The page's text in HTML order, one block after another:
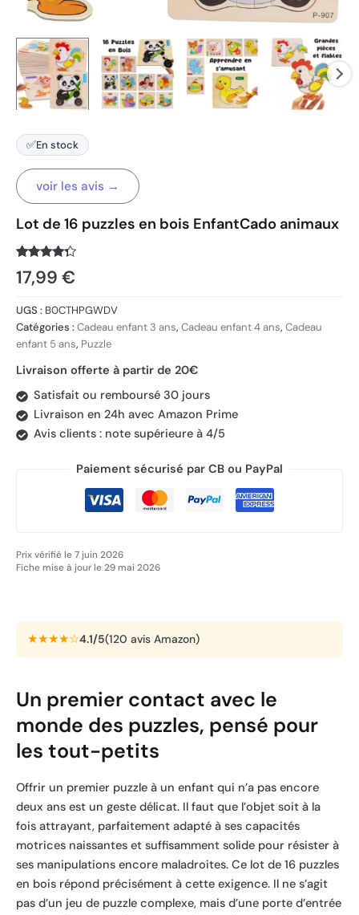
✅En stock
voir les avis →
Lot de 16 puzzles en bois EnfantCado animaux
Noté4.1
sur 5
120
notations
client
17,99 €
UGS : B0CTHPGWDV
Catégories :Cadeau enfant 3 ans, Cadeau enfant 4 ans, Cadeau
enfant 5 ans, Puzzle
Livraison offerte à partir de 20€
Satisfait ou remboursé 30 jours
Livraison en 24h avec Amazon Prime
Avis clients : note supérieure à 4/5
Paiement sécurisé par CB ou PayPal
Prix vérifié le 7 juin 2026
Fiche mise à jour le 29 mai 2026
★★★★☆4.1/5(120 avis Amazon)
Un premier contact avec le
monde des puzzles, pensé pour
les tout-petits
Offrir un premier puzzle à un enfant qui n’a pas encore
deux ans est un geste délicat. Il faut que l’objet soit à la
fois attrayant, parfaitement adapté à ses capacités
motrices naissantes et suffisamment solide pour résister à
ses manipulations encore maladroites. Ce lot de 16 puzzles
en bois répond précisément à cette exigence. Il ne s’agit
pas d’un jeu de puzzle complexe, mais d’une porte d’entrée